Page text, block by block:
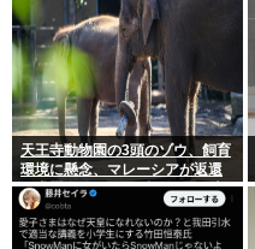
天王寺動物園の3頭のゾウ、飼育
環境に懸念、マレーシアが返還
要求署名17万人。酷すぎる日本
の動物園